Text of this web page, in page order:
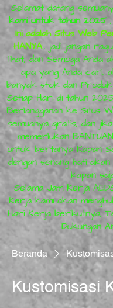
Selamat datang
kami untuk tahun 2025,
Ini adalah Situs Web
HANYA, jadi jangan
lihat, dan Semoga Anda
apa yang Anda cari,
banyak stok dan
Setiap Hari di tahun
Berlangganan ke Situs
semuanya gratis, dan
memerlukan
untuk bertanya Kapan
dengan senang hati
kapan
Selama Jam Kerja
Kerja kami akan
Hari Kerja berikutnya,
Dukungan
Beranda
Kustomisasi